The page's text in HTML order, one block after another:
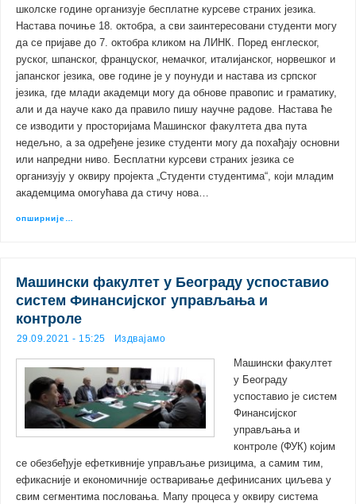
школске године организује бесплатне курсеве страних језика.
Настава почиње 18. октобра, а сви заинтересовани студенти могу
да се пријаве до 7. октобра кликом на ЛИНК. Поред енглеског,
руског, шпанског, француског, немачког, италијанског, норвешког и
јапанског језика, ове године је у поунуди и настава из српског
језика, где млади академци могу да обнове правопис и граматику,
али и да науче како да правило пишу научне радове. Настава ће
се изводити у просторијама Машинског факултета два пута
недељно, а за одређене језике студенти могу да похађају основни
или напредни ниво. Бесплатни курсеви страних језика се
организују у оквиру пројекта „Студенти студентима“, који младим
академцима омогућава да стичу нова…
опширније…
Машински факултет у Београду успоставио
систем Финансијског управљања и
контроле
29.09.2021 - 15:25 Издвајамо
Машински факултет
у Београду
успоставио је систем
Финансијског
управљања и
контроле (ФУК) којим
се обезбеђује ефеткивније управљање ризицима, а самим тим,
ефикасније и економичније остваривање дефинисаних циљева у
свим сегментима пословања. Maпу процеса у оквиру система